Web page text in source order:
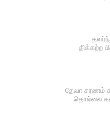
திக்கற்ற
தேவா சரணம்
தொல்லை